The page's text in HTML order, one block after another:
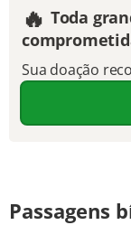
🔥 Toda
Sua doação
Passagens